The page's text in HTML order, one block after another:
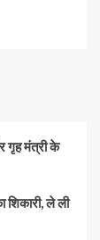
गृह मंत्री के
ले ली